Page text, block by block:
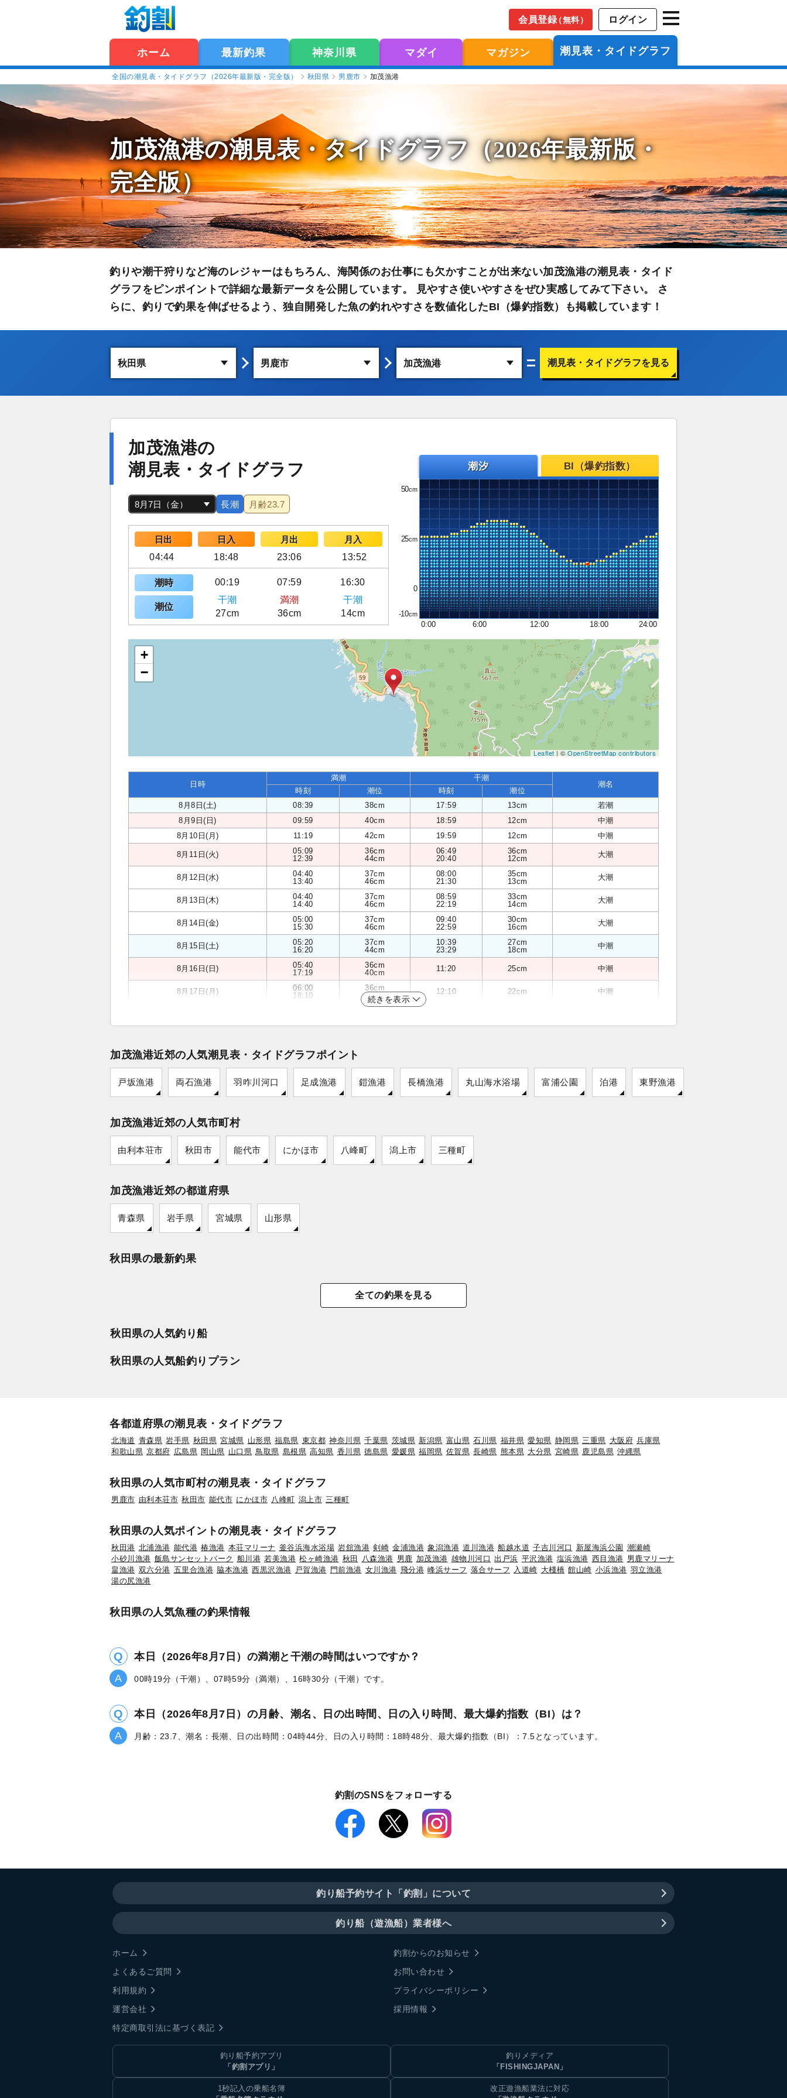
会員登録（無料） ログイン
ホーム 最新釣果 神奈川県 マダイ マガジン 潮見表・タイドグラフ
全国の潮見表・タイドグラフ（2026年最新版・完全版） 秋田県 男鹿市 加茂漁港
加茂漁港の潮見表・タイドグラフ（2026年最新版・
完全版）
釣りや潮干狩りなど海のレジャーはもちろん、海関係のお仕事にも欠かすことが出来ない加茂漁港の潮見表・タイド
グラフをピンポイントで詳細な最新データを公開しています。 見やすさ使いやすさをぜひ実感してみて下さい。 さ
らに、釣りで釣果を伸ばせるよう、独自開発した魚の釣れやすさを数値化したBI（爆釣指数）も掲載しています！
潮見表・タイドグラフを見る
加茂漁港の
潮見表・タイドグラフ
長潮 月齢23.7
日出 日入 月出
月入
04:44
18:48 23:06 13:52
潮時 00:19 07:59 16:30
潮位
干潮 満潮
干潮
27cm
36cm 14cm
潮汐 BI（爆釣指数）
50
25
0
-10
0:00
6:00 12:00 18:00 24:00
+
−
Leaflet| ©OpenStreetMap contributors
日時
満潮 干潮
潮名
時刻 潮位 時刻
潮位
8月8日(土)
08:39 38cm 17:59 13cm
若潮
8月9日(日)
09:59 40cm 18:59 12cm
中潮
8月10日(月)
11:19 42cm 19:59 12cm 中潮
8月11日(火)
05:09
12:39
36cm
44cm
06:49
20:40
36cm
12cm
大潮
8月12日(水)
04:40
13:40
37cm
46cm
08:00
21:30
35cm
13cm
大潮
8月13日(木)
04:40
14:40
37cm
46cm
08:59
22:19
33cm
14cm
大潮
8月14日(金)
05:00
15:30
37cm
46cm
09:40
22:59
30cm
16cm
大潮
8月15日(土)
05:20
16:20
37cm
44cm
10:39
23:29
27cm
18cm
中潮
8月16日(日)
05:40
17:19
36cm
40cm
11:20 25cm 中潮
8月17日(月)
06:00
18:10
36cm
36cm
12:10 22cm 中潮
続きを表示
加茂漁港近郊の人気潮見表・タイドグラフポイント
戸坂漁港 両石漁港 羽咋川河口 足成漁港 鎧漁港 長橋漁港 丸山海水浴場 富浦公園 泊港 東野漁港
加茂漁港近郊の人気市町村
由利本荘市 秋田市 能代市 にかほ市 八峰町 潟上市 三種町
加茂漁港近郊の都道府県
青森県 岩手県 宮城県 山形県
秋田県の最新釣果
全ての釣果を見る
秋田県の人気釣り船
秋田県の人気船釣りプラン
各都道府県の潮見表・タイドグラフ
北海道 青森県 岩手県 秋田県 宮城県 山形県 福島県 東京都 神奈川県 千葉県 茨城県 新潟県 富山県 石川県 福井県 愛知県 静岡県 三重県 大阪府 兵庫県
和歌山県 京都府 広島県 岡山県 山口県 鳥取県 島根県 高知県 香川県 徳島県 愛媛県 福岡県 佐賀県 長崎県 熊本県 大分県 宮崎県 鹿児島県 沖縄県
秋田県の人気市町村の潮見表・タイドグラフ
男鹿市 由利本荘市 秋田市 能代市 にかほ市 八峰町 潟上市 三種町
秋田県の人気ポイントの潮見表・タイドグラフ
秋田港 北浦漁港 能代港 椿漁港 本荘マリーナ 釜谷浜海水浴場 岩舘漁港 剣崎 金浦漁港 象潟漁港 道川漁港 船越水道 子吉川河口 新屋海浜公園 潮瀬崎
小砂川漁港 飯島サンセットパーク 船川港 若美漁港 松ヶ崎漁港 秋田 八森漁港 男鹿 加茂漁港 雄物川河口 出戸浜 平沢漁港 塩浜漁港 西目漁港 男鹿マリーナ
畠漁港 双六分港 五里合漁港 脇本漁港 西黒沢漁港 戸賀漁港 門前漁港 女川漁港 飛分港 峰浜サーフ 落合サーフ 入道崎 大棧橋 館山崎 小浜漁港 羽立漁港
湯の尻漁港
秋田県の人気魚種の釣果情報
本日（2026年8月7日）の満潮と干潮の時間はいつですか？
00時19分（干潮）、07時59分（満潮）、16時30分（干潮）です。
本日（2026年8月7日）の月齢、潮名、日の出時間、日の入り時間、最大爆釣指数（BI）は？
月齢：23.7、潮名：長潮、日の出時間：04時44分、日の入り時間：18時48分、最大爆釣指数（BI）：7.5となっています。
釣割のSNSをフォローする
釣り船予約サイト「釣割」について
釣り船（遊漁船）業者様へ
ホーム
釣割からのお知らせ
よくあるご質問
お問い合わせ
利用規約
プライバシーポリシー
運営会社
採用情報
特定商取引法に基づく表記
釣り船予約アプリ
「釣割アプリ」
釣りメディア
「FISHINGJAPAN」
1秒記入の乗船名簿
改正遊漁船業法に対応